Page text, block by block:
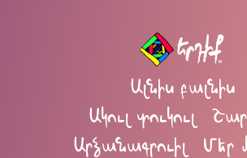
Ալնիս բալնիս
Ակուլ տուկուլ
Արձանագրուիլ
Մեր